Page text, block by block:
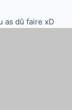
as dû faire xD